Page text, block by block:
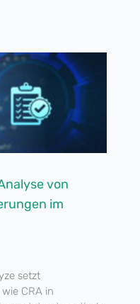
von
im
setzt
CRA in